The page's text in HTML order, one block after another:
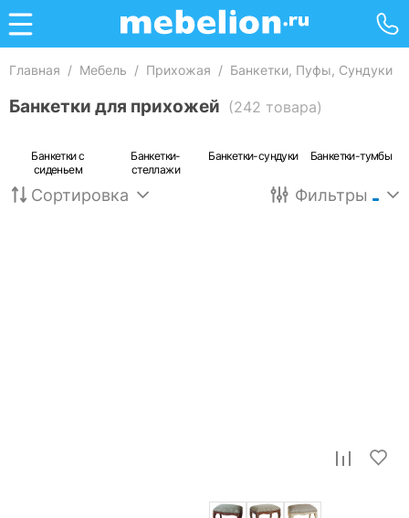
Главная / Мебель / Прихожая / Банкетки, Пуфы, Сундуки
Банкетки для прихожей (242 товара)
Банкетки с
сиденьем
Банкетки-
стеллажи
Банкетки-сундуки Банкетки-тумбы
Сортировка Фильтры